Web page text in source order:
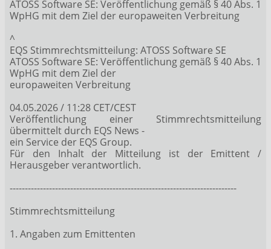
ATOSS Software SE: Veröffentlichung gemäß § 40 Abs. 1
WpHG mit dem Ziel der europaweiten Verbreitung
^
EQS Stimmrechtsmitteilung: ATOSS Software SE
ATOSS Software SE: Veröffentlichung gemäß § 40 Abs. 1
WpHG mit dem Ziel der
europaweiten Verbreitung
04.05.2026 / 11:28 CET/CEST
Veröffentlichung einer Stimmrechtsmitteilung
übermittelt durch EQS News -
ein Service der EQS Group.
Für den Inhalt der Mitteilung ist der Emittent /
Herausgeber verantwortlich.
---------------------------------------------------------------------------
Stimmrechtsmitteilung
1. Angaben zum Emittenten